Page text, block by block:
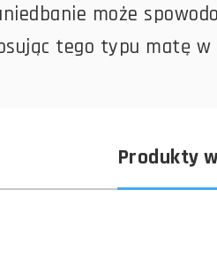
może
tego typu matę
Produkty